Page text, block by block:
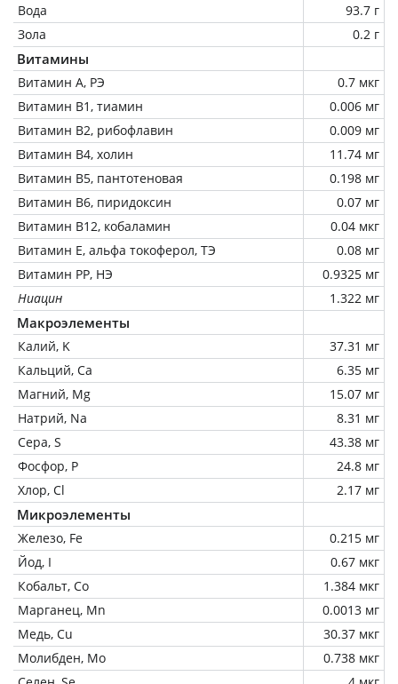
Вода
93.7 г
Зола
0.2 г
Витамины
Витамин А, РЭ
0.7 мкг
Витамин В1, тиамин
0.006 мг
Витамин В2, рибофлавин
0.009 мг
Витамин В4, холин
11.74 мг
Витамин В5, пантотеновая
0.198 мг
Витамин В6, пиридоксин
0.07 мг
Витамин В12, кобаламин
0.04 мкг
Витамин Е, альфа токоферол, ТЭ
0.08 мг
Витамин РР, НЭ
0.9325 мг
Ниацин
1.322 мг
Макроэлементы
Калий, K
37.31 мг
Кальций, Ca
6.35 мг
Магний, Mg
15.07 мг
Натрий, Na
8.31 мг
Сера, S
43.38 мг
Фосфор, P
24.8 мг
Хлор, Cl
2.17 мг
Микроэлементы
Железо, Fe
0.215 мг
Йод, I
0.67 мкг
Кобальт, Co
1.384 мкг
Марганец, Mn
0.0013 мг
Медь, Cu
30.37 мкг
Молибден, Mo
0.738 мкг